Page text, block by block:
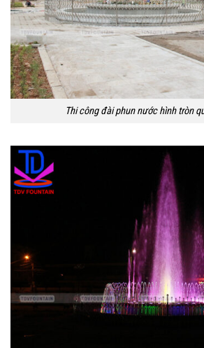
Thi công đài phun nước hình tròn